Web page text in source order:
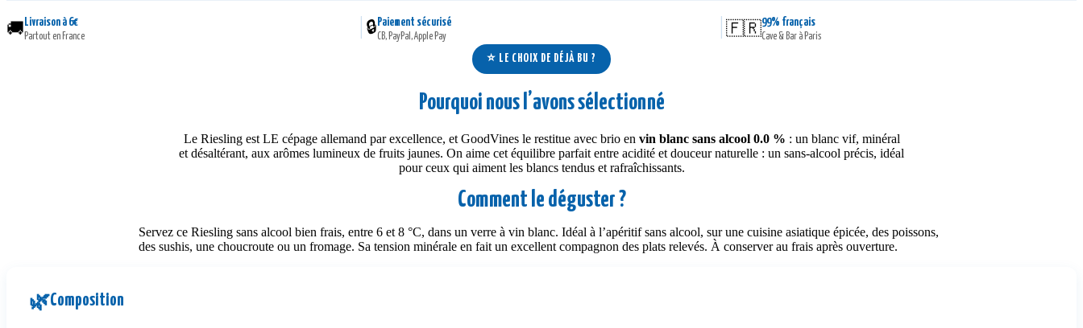
🚚 Livraison à 6€
Partout en France
🔒 Paiement sécurisé
CB, PayPal, Apple Pay 🇫🇷99% français
Cave & Bar à Paris
⭐ LE CHOIX DE DÉJÀ BU ?
Pourquoi nous l’avons sélectionné
Le Riesling est LE cépage allemand par excellence, et GoodVines le restitue avec brio en vin blanc sans alcool 0.0 % : un blanc vif, minéral
et désaltérant, aux arômes lumineux de fruits jaunes. On aime cet équilibre parfait entre acidité et douceur naturelle : un sans-alcool précis, idéal
pour ceux qui aiment les blancs tendus et rafraîchissants.
Comment le déguster ?
Servez ce Riesling sans alcool bien frais, entre 6 et 8 °C, dans un verre à vin blanc. Idéal à l’apéritif sans alcool, sur une cuisine asiatique épicée, des poissons,
des sushis, une choucroute ou un fromage. Sa tension minérale en fait un excellent compagnon des plats relevés. À conserver au frais après ouverture.
🌿Composition